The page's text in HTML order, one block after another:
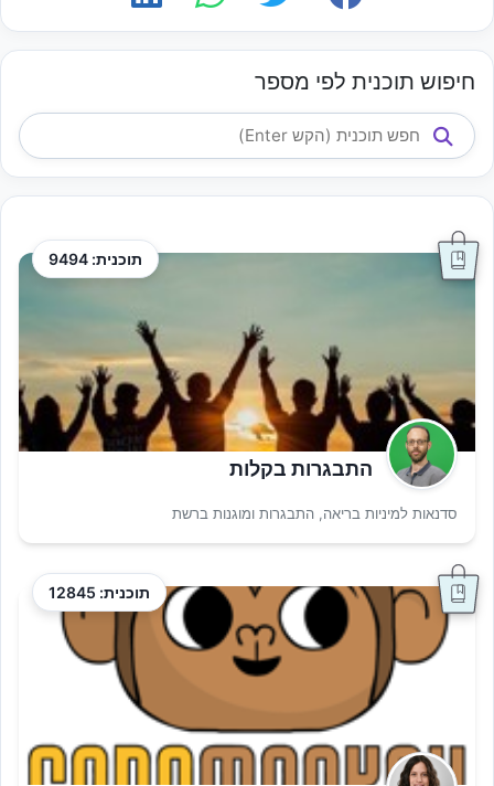
חיפוש תוכנית לפי מספר
תוכנית: 9494
התבגרות בקלות
סדנאות למיניות בריאה, התבגרות ומוגנות ברשת
תוכנית: 12845